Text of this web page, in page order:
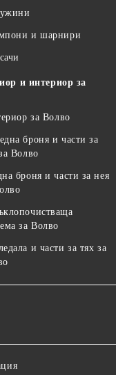
и шарнири
и интериор за
за Волво
броня и части за
Волво
броня и части за нея
за Волво
и части за тях за